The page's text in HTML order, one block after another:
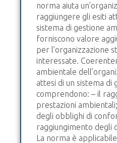
norma aiuta
raggiungere gli esiti
sistema di gestione
forniscono valore
per l’organizzazione
interessate.
ambientale
attesi di un sistema di
comprendono: – il
prestazioni
degli obblighi di
raggiungimento degli
La norma è applicabile